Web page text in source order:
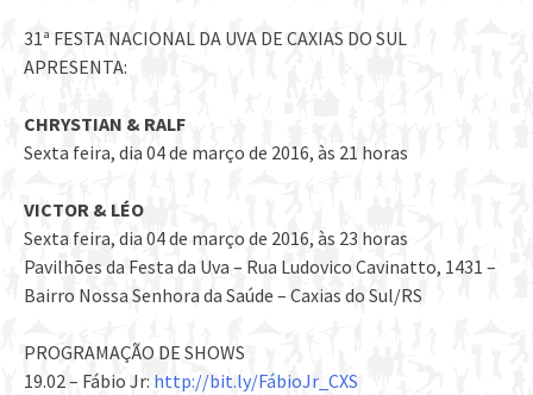
31ª FESTA NACIONAL DA UVA DE CAXIAS DO SUL
APRESENTA:
CHRYSTIAN & RALF
Sexta feira, dia 04 de março de 2016, às 21 horas
VICTOR & LÉO
Sexta feira, dia 04 de março de 2016, às 23 horas
Pavilhões da Festa da Uva – Rua Ludovico Cavinatto, 1431 –
Bairro Nossa Senhora da Saúde – Caxias do Sul/RS
PROGRAMAÇÃO DE SHOWS
19.02 – Fábio Jr: http://bit.ly/FábioJr_CXS